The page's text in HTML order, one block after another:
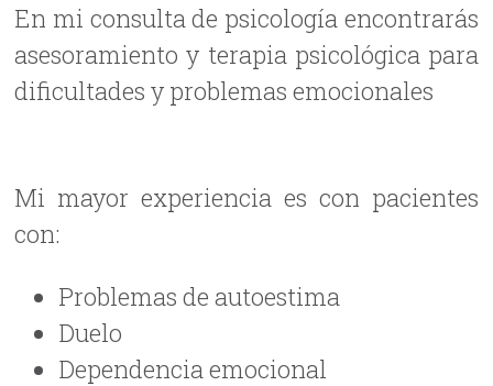
En mi consulta de psicología encontrarás
asesoramiento y terapia psicológica para
dificultades y problemas emocionales
Mi mayor experiencia es con pacientes
con:
Problemas de autoestima
Duelo
Dependencia emocional